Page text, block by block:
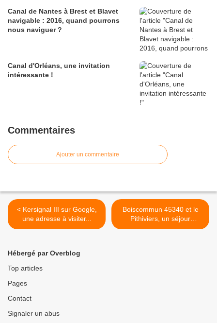
Canal de Nantes à Brest et Blavet
navigable : 2016, quand pourrons
nous naviguer ?
Canal d'Orléans, une invitation
intéressante !
Commentaires
Ajouter un commentaire
< Kersignal III sur Google,
une adresse à visiter...
Boiscommun 45340 et le
Pithiviers, un séjour
constructif pour Défi Canal
Hébergé par Overblog
Top articles
Pages
Contact
Signaler un abus